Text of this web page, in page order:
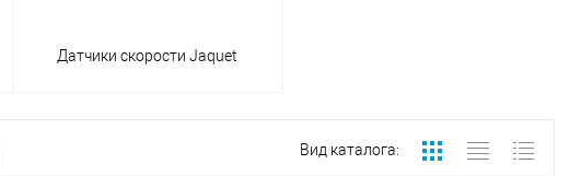
Датчики скорости Jaquet
Вид каталога: